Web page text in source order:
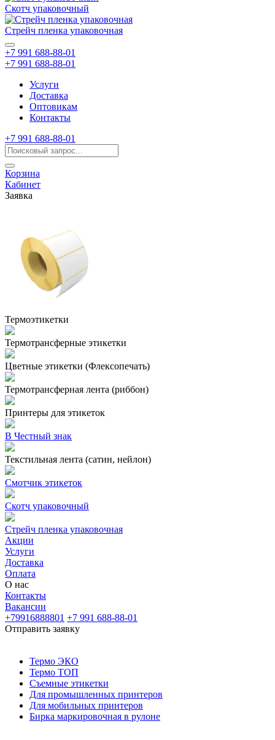
Скотч упаковочный
Стрейч пленка упаковочная
+7 991 688-88-01
+7 991 688-88-01
Услуги
Доставка
Оптовикам
Контакты
+7 991 688-88-01
Корзина
Кабинет
Заявка
Термоэтикетки
Термотрансферные этикетки
Цветные этикетки (Флексопечать)
Термотрансферная лента (риббон)
Принтеры для этикеток
В Честный знак
Текстильная лента (сатин, нейлон)
Смотчик этикеток
Скотч упаковочный
Стрейч пленка упаковочная
Акции
Услуги
Доставка
Оплата
О нас
Контакты
Вакансии
+79916888801 +7 991 688-88-01
Отправить заявку
Термо ЭКО
Термо ТОП
Съемные этикетки
Для промышленных принтеров
Для мобильных принтеров
Бирка маркировочная в рулоне